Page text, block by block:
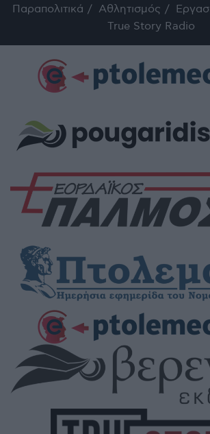
Παραπολιτικά
Αθλητισμός
True Story Radio